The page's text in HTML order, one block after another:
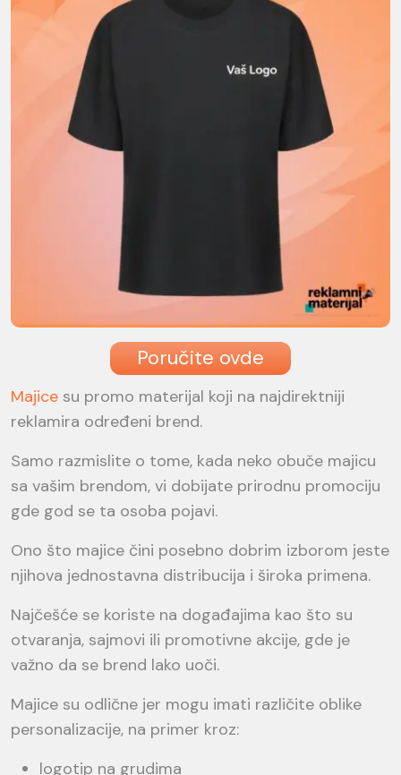
Poručite ovde
Majice su promo materijal koji na najdirektniji
reklamira određeni brend.
Samo razmislite o tome, kada neko obuče majicu
sa vašim brendom, vi dobijate prirodnu promociju
gde god se ta osoba pojavi.
Ono što majice čini posebno dobrim izborom jeste
njihova jednostavna distribucija i široka primena.
Najčešće se koriste na događajima kao što su
otvaranja, sajmovi ili promotivne akcije, gde je
važno da se brend lako uoči.
Majice su odlične jer mogu imati različite oblike
personalizacije, na primer kroz:
logotip na grudima